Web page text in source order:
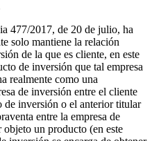
477/2017, de 20 de julio, ha
solo mantiene la relación
de la que es cliente, en este
de inversión que tal empresa
realmente como una
de inversión entre el cliente
de inversión o el anterior titular
entre la empresa de
un producto (en este